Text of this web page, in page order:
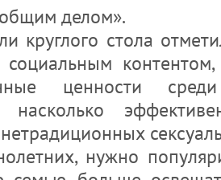
делом».
круглого стола
ценности
насколько
нужно